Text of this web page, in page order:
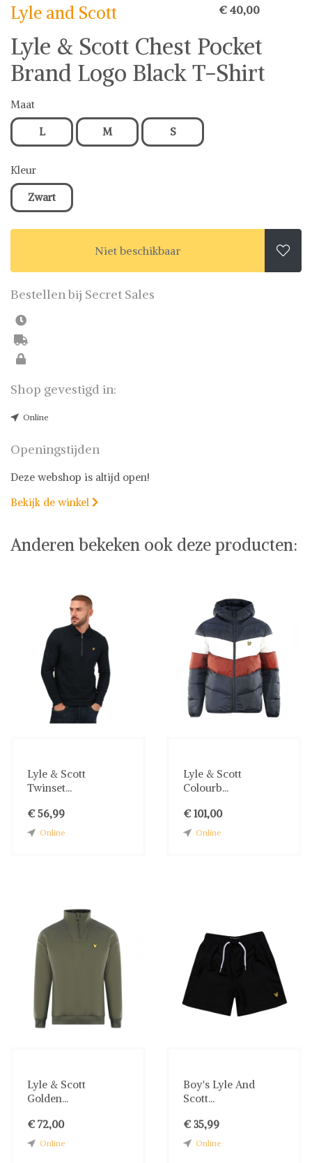
stel jouw fashion wish-list samen. Veilig online shoppen.
Lyle and Scott € 40,00
Lyle & Scott Chest Pocket
Brand Logo Black T-Shirt
Maat
L M S
Kleur
Zwart
Niet beschikbaar 
Bestellen bij Secret Sales
Shop gevestigd in:
Online
Openingstijden
Deze webshop is altijd open!
Bekijk de winkel 
Anderen bekeken ook deze producten:
Lyle & Scott
Twinset...
€ 56,99
Online
Lyle & Scott
Colourb...
€ 101,00
Online
Lyle & Scott
Golden...
€ 72,00
Online
Boy's Lyle And
Scott...
€ 35,99
Online